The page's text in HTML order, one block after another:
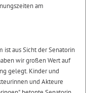
am
ist aus Sicht der Senatorin
wir großen Wert auf
gelegt. Kinder und
und Akteure